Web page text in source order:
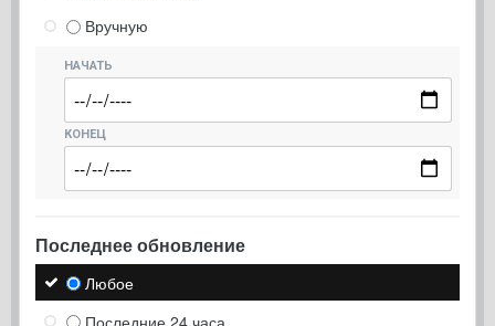
Вручную
НАЧАТЬ
КОНЕЦ
Последнее обновление
Любое
Последние 24 часа